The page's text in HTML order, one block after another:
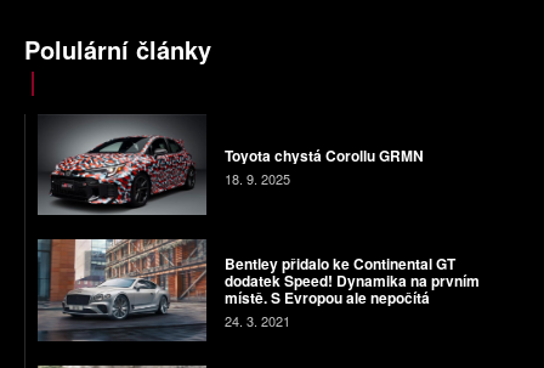
Polulární články
Toyota chystá Corollu GRMN
18. 9. 2025
Bentley přidalo ke Continental GT
dodatek Speed! Dynamika na prvním
místě. S Evropou ale nepočítá
24. 3. 2021